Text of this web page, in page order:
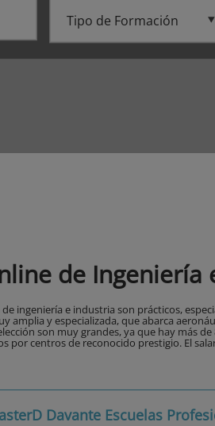
de
de ingeniería e industria son prácticos,
amplia y especializada, que abarca
son muy grandes, ya que hay más
por centros de reconocido prestigio. El
Davante Escuelas